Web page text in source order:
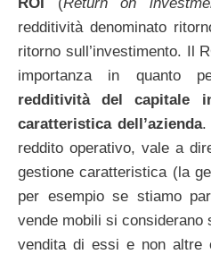
redditività denominato
ritorno sull’investimento. Il
importanza in quanto
redditività del capitale
caratteristica dell’azienda.
reddito operativo, vale a
gestione caratteristica (la
per esempio se stiamo
vende mobili si
vendita di essi e non altre